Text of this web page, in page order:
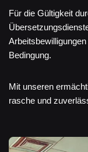
Für die Gültigkeit
Bedingung.
Mit unseren
rasche und